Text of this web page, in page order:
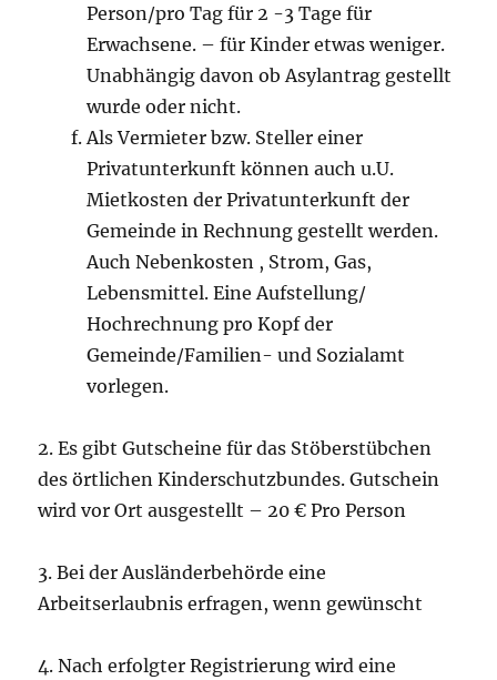
Person/pro Tag für 2 -3 Tage für
Erwachsene. – für Kinder etwas weniger.
Unabhängig davon ob Asylantrag gestellt
wurde oder nicht.
Als Vermieter bzw. Steller einer
Privatunterkunft können auch u.U.
Mietkosten der Privatunterkunft der
Gemeinde in Rechnung gestellt werden.
Auch Nebenkosten , Strom, Gas,
Lebensmittel. Eine Aufstellung/
Hochrechnung pro Kopf der
Gemeinde/Familien- und Sozialamt
vorlegen.
2. Es gibt Gutscheine für das Stöberstübchen
des örtlichen Kinderschutzbundes. Gutschein
wird vor Ort ausgestellt – 20 € Pro Person
3. Bei der Ausländerbehörde eine
Arbeitserlaubnis erfragen, wenn gewünscht
4. Nach erfolgter Registrierung wird eine